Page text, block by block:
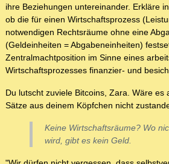
ihre Beziehungen untereinander. Erkläre
ob die für einen Wirtschaftsprozess
notwendigen Rechtsräume ohne eine
(Geldeinheiten = Abgabeneinheiten)
Zentralmachtposition im Sinne eines
Wirtschaftsprozesses finanzier- und
Du lutscht zuviele Bitcoins, Zara. Wäre es
Sätze aus deinem Köpfchen nicht
Keine Wirtschaftsräume? Wo
wird, gibt es kein Geld.